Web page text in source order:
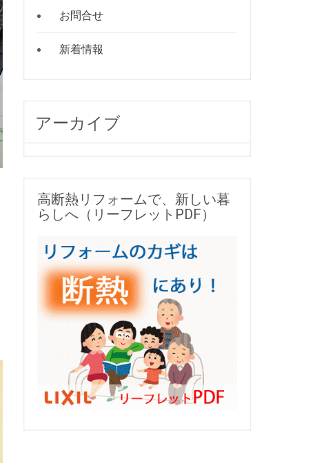
お問合せ
新着情報
アーカイブ
高断熱リフォームで、新しい暮
らしへ（リーフレットPDF）